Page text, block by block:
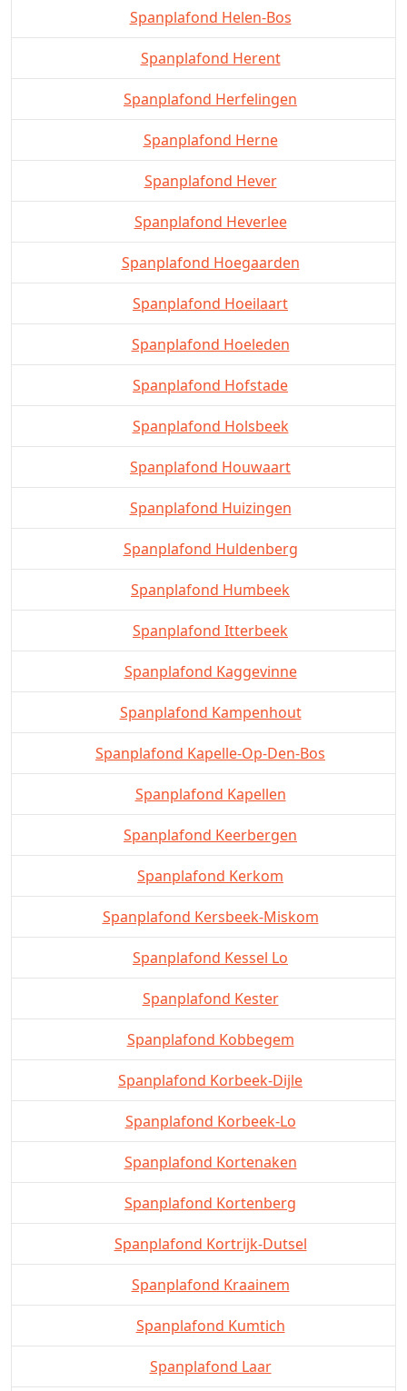
Spanplafond Helen-Bos
Spanplafond Herent
Spanplafond Herfelingen
Spanplafond Herne
Spanplafond Hever
Spanplafond Heverlee
Spanplafond Hoegaarden
Spanplafond Hoeilaart
Spanplafond Hoeleden
Spanplafond Hofstade
Spanplafond Holsbeek
Spanplafond Houwaart
Spanplafond Huizingen
Spanplafond Huldenberg
Spanplafond Humbeek
Spanplafond Itterbeek
Spanplafond Kaggevinne
Spanplafond Kampenhout
Spanplafond Kapelle-Op-Den-Bos
Spanplafond Kapellen
Spanplafond Keerbergen
Spanplafond Kerkom
Spanplafond Kersbeek-Miskom
Spanplafond Kessel Lo
Spanplafond Kester
Spanplafond Kobbegem
Spanplafond Korbeek-Dijle
Spanplafond Korbeek-Lo
Spanplafond Kortenaken
Spanplafond Kortenberg
Spanplafond Kortrijk-Dutsel
Spanplafond Kraainem
Spanplafond Kumtich
Spanplafond Laar